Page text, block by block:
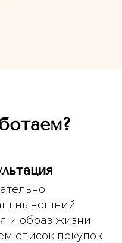
нынешний
и образ жизни.
список покупок